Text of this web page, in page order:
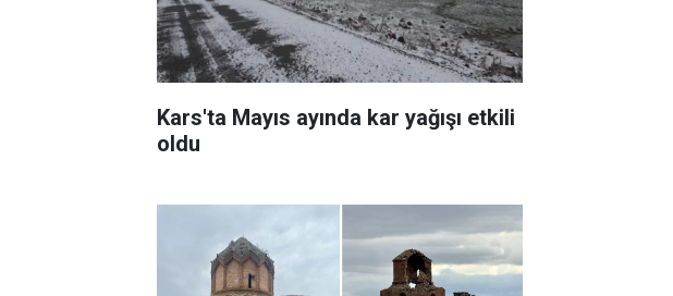
Kars'ta Mayıs ayında kar yağışı etkili
oldu